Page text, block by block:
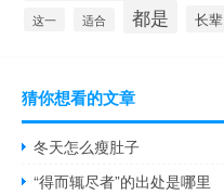
这一 适合 都是 长辈
猜你想看的文章
冬天怎么瘦肚子
“得而辄尽者”的出处是哪里